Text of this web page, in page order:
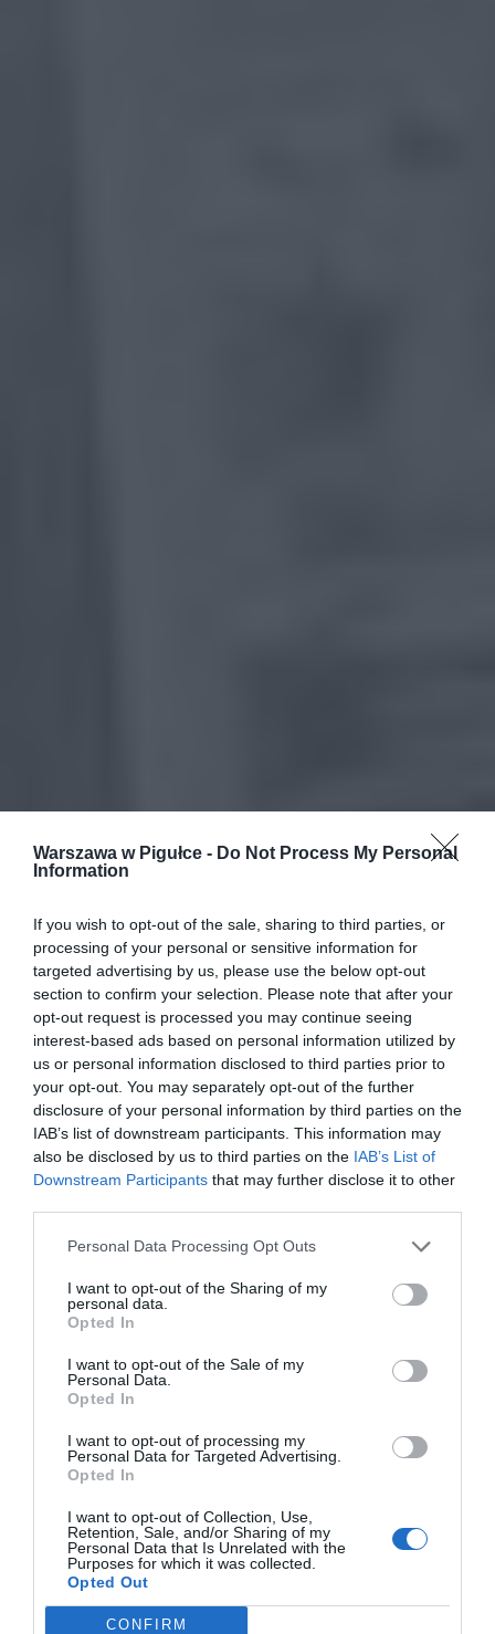
Warszawa w Pigułce - Do Not Process My Personal
Information
If you wish to opt-out of the sale, sharing to third parties, or
processing of your personal or sensitive information for
targeted advertising by us, please use the below opt-out
section to confirm your selection. Please note that after your
opt-out request is processed you may continue seeing
interest-based ads based on personal information utilized by
us or personal information disclosed to third parties prior to
your opt-out. You may separately opt-out of the further
disclosure of your personal information by third parties on the
IAB’s list of downstream participants. This information may
also be disclosed by us to third parties on the IAB’s List of
Downstream Participants that may further disclose it to other
Personal Data Processing Opt Outs
I want to opt-out of the Sharing of my
personal data.
Opted In
I want to opt-out of the Sale of my
Personal Data.
Opted In
I want to opt-out of processing my
Personal Data for Targeted Advertising.
Opted In
I want to opt-out of Collection, Use,
Retention, Sale, and/or Sharing of my
Personal Data that Is Unrelated with the
Purposes for which it was collected.
Opted Out
CONFIRM